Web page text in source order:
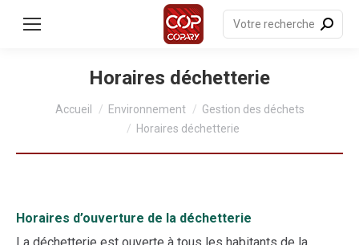
principal
Recherche
:
Horaires déchetterie
Accueil Environnement
Gestion des déchets
Horaires déchetterie
Horaires d’ouverture de la déchetterie